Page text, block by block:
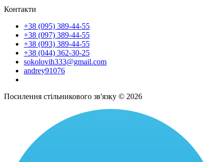
Контакти
+38 (095) 389-44-55
+38 (097) 389-44-55
+38 (093) 389-44-55
+38 (044) 362-30-25
sokolovih333@gmail.com
andrey91076
Посилення стільникового зв'язку © 2026